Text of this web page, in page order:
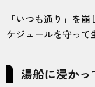
「いつも通り」を
ケジュールを守って
湯船に浸かっ